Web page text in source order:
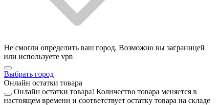
Не смогли определить ваш город. Возможно вы заграницей
или используете vpn
Выбрать город
Онлайн остатки товара
Онлайн остатки товара! Количество товара меняется в
настоящем времени и соответствует остатку товара на складе